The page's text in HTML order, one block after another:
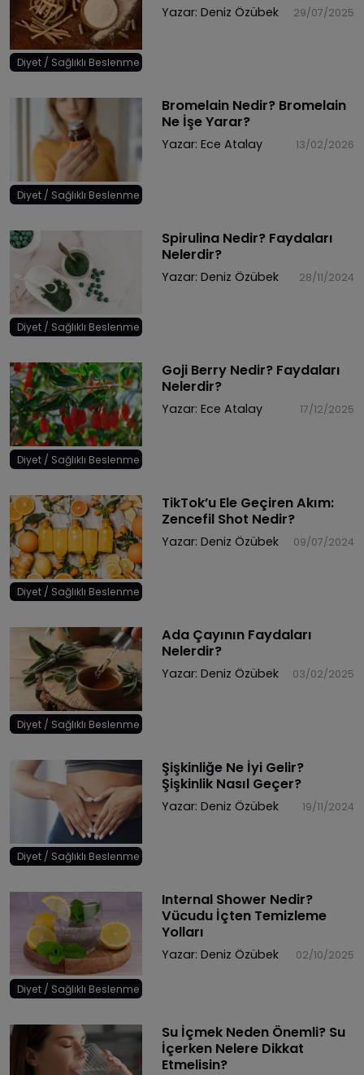
Diyet / Sağlıklı Beslenme
Yazar: Deniz Özübek 29/07/2025
Diyet / Sağlıklı Beslenme
Bromelain Nedir? Bromelain
Ne İşe Yarar?
Yazar: Ece Atalay 13/02/2026
Diyet / Sağlıklı Beslenme
Spirulina Nedir? Faydaları
Nelerdir?
Yazar: Deniz Özübek 28/11/2024
Diyet / Sağlıklı Beslenme
Goji Berry Nedir? Faydaları
Nelerdir?
Yazar: Ece Atalay 17/12/2025
Diyet / Sağlıklı Beslenme
TikTok’u Ele Geçiren Akım:
Zencefil Shot Nedir?
Yazar: Deniz Özübek 09/07/2024
Diyet / Sağlıklı Beslenme
Ada Çayının Faydaları
Nelerdir?
Yazar: Deniz Özübek 03/02/2025
Diyet / Sağlıklı Beslenme
Şişkinliğe Ne İyi Gelir?
Şişkinlik Nasıl Geçer?
Yazar: Deniz Özübek 19/11/2024
Diyet / Sağlıklı Beslenme
Internal Shower Nedir?
Vücudu İçten Temizleme
Yolları
Yazar: Deniz Özübek 02/10/2025
Su İçmek Neden Önemli? Su
İçerken Nelere Dikkat
Etmelisin?